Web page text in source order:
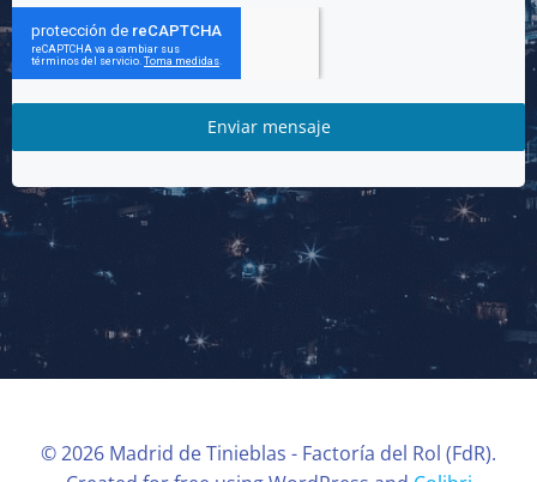
Enviar mensaje
© 2026 Madrid de Tinieblas - Factoría del Rol (FdR).